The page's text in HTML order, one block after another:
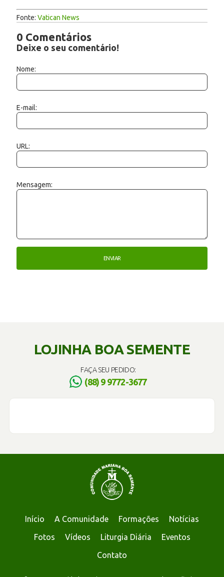
Fonte: Vatican News
0 Comentários
Deixe o seu comentário!
Nome:
E-mail:
URL:
Mensagem:
LOJINHA BOA SEMENTE
FAÇA SEU PEDIDO:
(88) 9 9772-3677
Início A Comunidade Formações
Notícias
Fotos
Vídeos Liturgia Diária
Eventos
Contato